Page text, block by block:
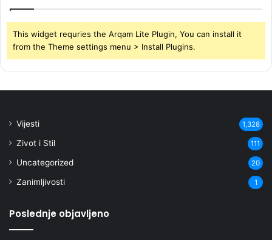
This widget requries the Arqam Lite Plugin, You can install it
from the Theme settings menu > Install Plugins.
Vijesti 1,328
Zivot i Stil 111
Uncategorized 20
Zanimljivosti 1
Poslednje objavljeno